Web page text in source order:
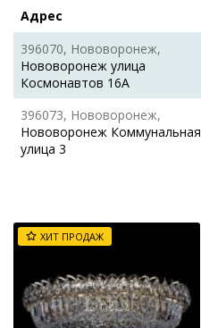
Адрес
396070, Нововоронеж,
Нововоронеж улица
Космонавтов 16А
396073, Нововоронеж,
Нововоронеж Коммунальная
улица 3
ХИТ ПРОДАЖ